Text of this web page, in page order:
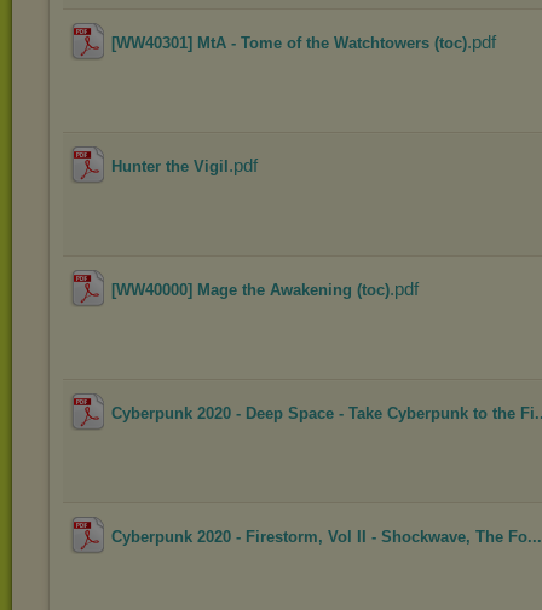
[WW40301] MtA - Tome of the Watchtowers (toc).pdf
Hunter the Vigil .pdf
[WW40000] Mage the Awakening (toc).pdf
Cyberpunk 2020 - Deep Space - Take Cyberpunk to the
Cyberpunk 2020 - Firestorm, Vol II - Shockwave, The Fo...